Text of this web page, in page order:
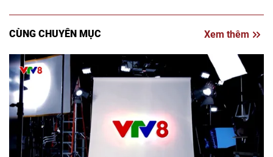
CÙNG CHUYÊN MỤC Xem thêm